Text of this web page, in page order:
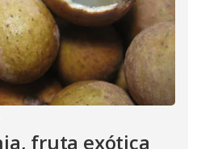
fruta exótica